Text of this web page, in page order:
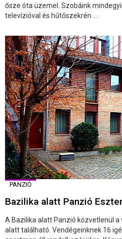
ősze óta üzemel. Szobáink
televízióval és hűtőszekrén ...
PANZIÓ
Bazilika alatt Panzió
A Bazilika alatt Panzió közvetlenül
alatt található. Vendégeinknek 16